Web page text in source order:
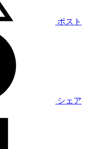
ポスト
シェア